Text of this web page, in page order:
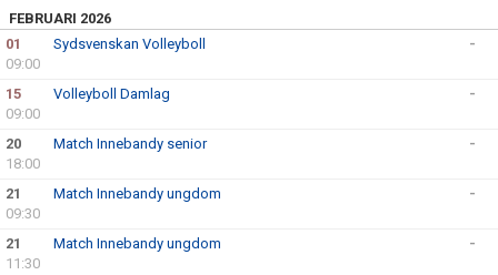
FEBRUARI 2026
01
09:00
Sydsvenskan Volleyboll -
15
09:00
Volleyboll Damlag -
20
18:00
Match Innebandy senior -
21
09:30
Match Innebandy ungdom -
21
11:30
Match Innebandy ungdom -